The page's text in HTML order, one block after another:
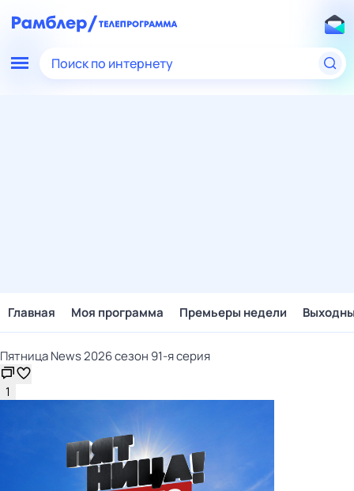
Поиск по интернету
Главная Моя программа Премьеры недели
Пятница News 2026 сезон 91-я серия
1